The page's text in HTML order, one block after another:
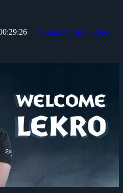
Counter-Strike: Global